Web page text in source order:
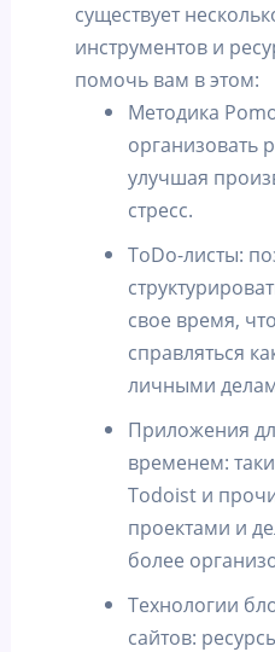
существует
инструментов и
помочь вам в этом:
Методика
организовать
улучшая
стресс.
ToDo-листы:
свое время,
справляться
личными
Приложения
временем:
Todoist и
проектами и
более
Технологии
сайтов: